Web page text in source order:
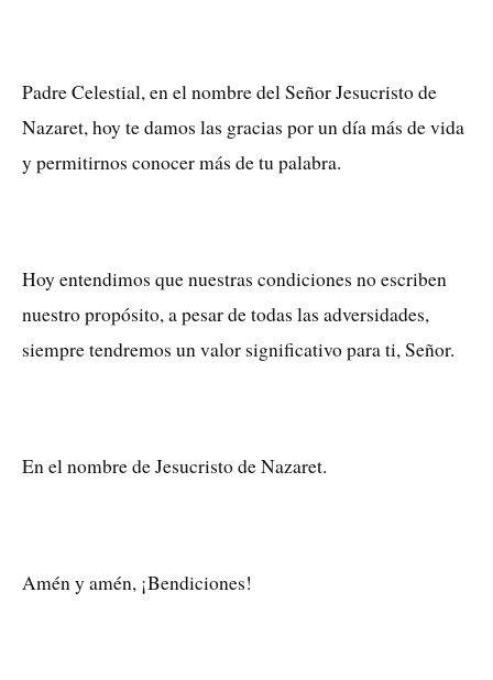
Padre Celestial, en el nombre del Señor Jesucristo de
Nazaret, hoy te damos las gracias por un día más de vida
y permitirnos conocer más de tu palabra.
Hoy entendimos que nuestras condiciones no escriben
nuestro propósito, a pesar de todas las adversidades,
siempre tendremos un valor significativo para ti, Señor.
En el nombre de Jesucristo de Nazaret.
Amén y amén, ¡Bendiciones!